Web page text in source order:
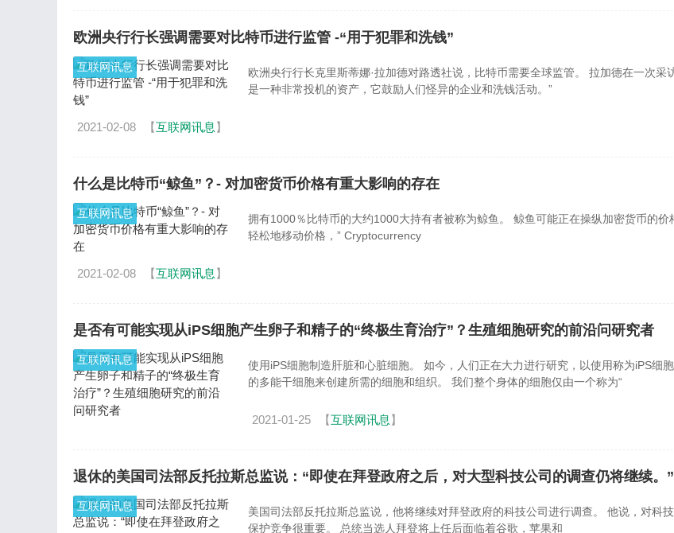
欧洲央行行长强调需要对比特币进行监管 -“用于犯罪和洗钱”
互联网讯息
欧洲央行行长克里斯蒂娜·拉加德对路透社说，比特币需要全球监管。 拉加德在一次采访中说：“比特币
是一种非常投机的资产，它鼓励人们怪异的企业和洗钱活动。”
2021-02-08 【互联网讯息 】
什么是比特币“鲸鱼”？- 对加密货币价格有重大影响的存在
互联网讯息
拥有1000％比特币的大约1000大持有者被称为鲸鱼。 鲸鱼可能正在操纵加密货币的价格。 “大公司可以
轻松地移动价格，” Cryptocurrency
2021-02-08 【互联网讯息 】
是否有可能实现从iPS细胞产生卵子和精子的“终极生育治疗”？生殖细胞研究的前沿问研究者
互联网讯息
使用iPS细胞制造肝脏和心脏细胞。 如今，人们正在大力进行研究，以使用称为iPS细胞和ES细胞（*）
的多能干细胞来创建所需的细胞和组织。 我们整个身体的细胞仅由一个称为“
2021-01-25 【互联网讯息 】
退休的美国司法部反托拉斯总监说：“即使在拜登政府之后，对大型科技公司的调查仍将继续。”
互联网讯息
美国司法部反托拉斯总监说，他将继续对拜登政府的科技公司进行调查。 他说，对科技公司的审查对于
保护竞争很重要。 总统当选人拜登将上任后面临着谷歌，苹果和